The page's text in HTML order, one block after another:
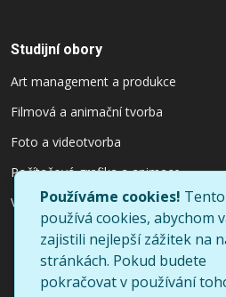
Studijní obory
Art management a produkce
Filmová a animační tvorba
Foto a videotvorba
Počítačová grafika a animace
Výtvarnictví a užitý design
Používáme cookies!
používá cookies, abychom
zajistili nejlepší zážitek na
stránkách. Pokud budete
pokračovat v používání